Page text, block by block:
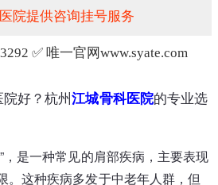
院提供咨询挂号服务
✅ 唯一官网www.syate.com
院好？杭州江城骨科医院的专业选
，是一种常见的肩部疾病，主要表现
。这种疾病多发于中老年人群，但